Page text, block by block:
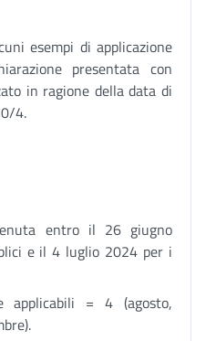
esempi di applicazione
presentata con
in ragione della data di
4.
entro il 26 giugno
e il 4 luglio 2024 per i
applicabili = 4 (agosto,